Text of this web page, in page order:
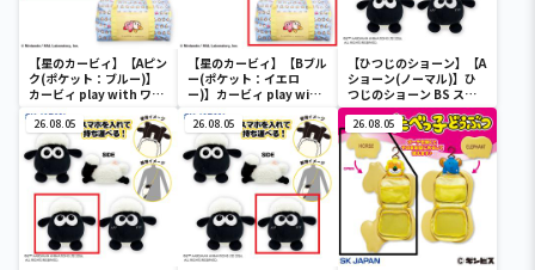
【星のカービィ】【Aピン
ク(ポケット：ブルー)】
カービィ play with ワド
ルディ ボストンバッグ
【星のカービィ】【Bブル
ー(ポケット：イエロ
ー)】カービィ play with
ワドルディ ボストンバッ
グ
【ひつじのショーン】【A
ショーン(ノーマル)】ひ
つじのショーン BS スマ
ホショーンルダー
26.08.05 26.08.05 26.08.05